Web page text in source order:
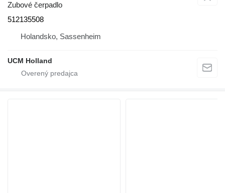
Zubové čerpadlo
512135508
Holandsko, Sassenheim
UCM Holland